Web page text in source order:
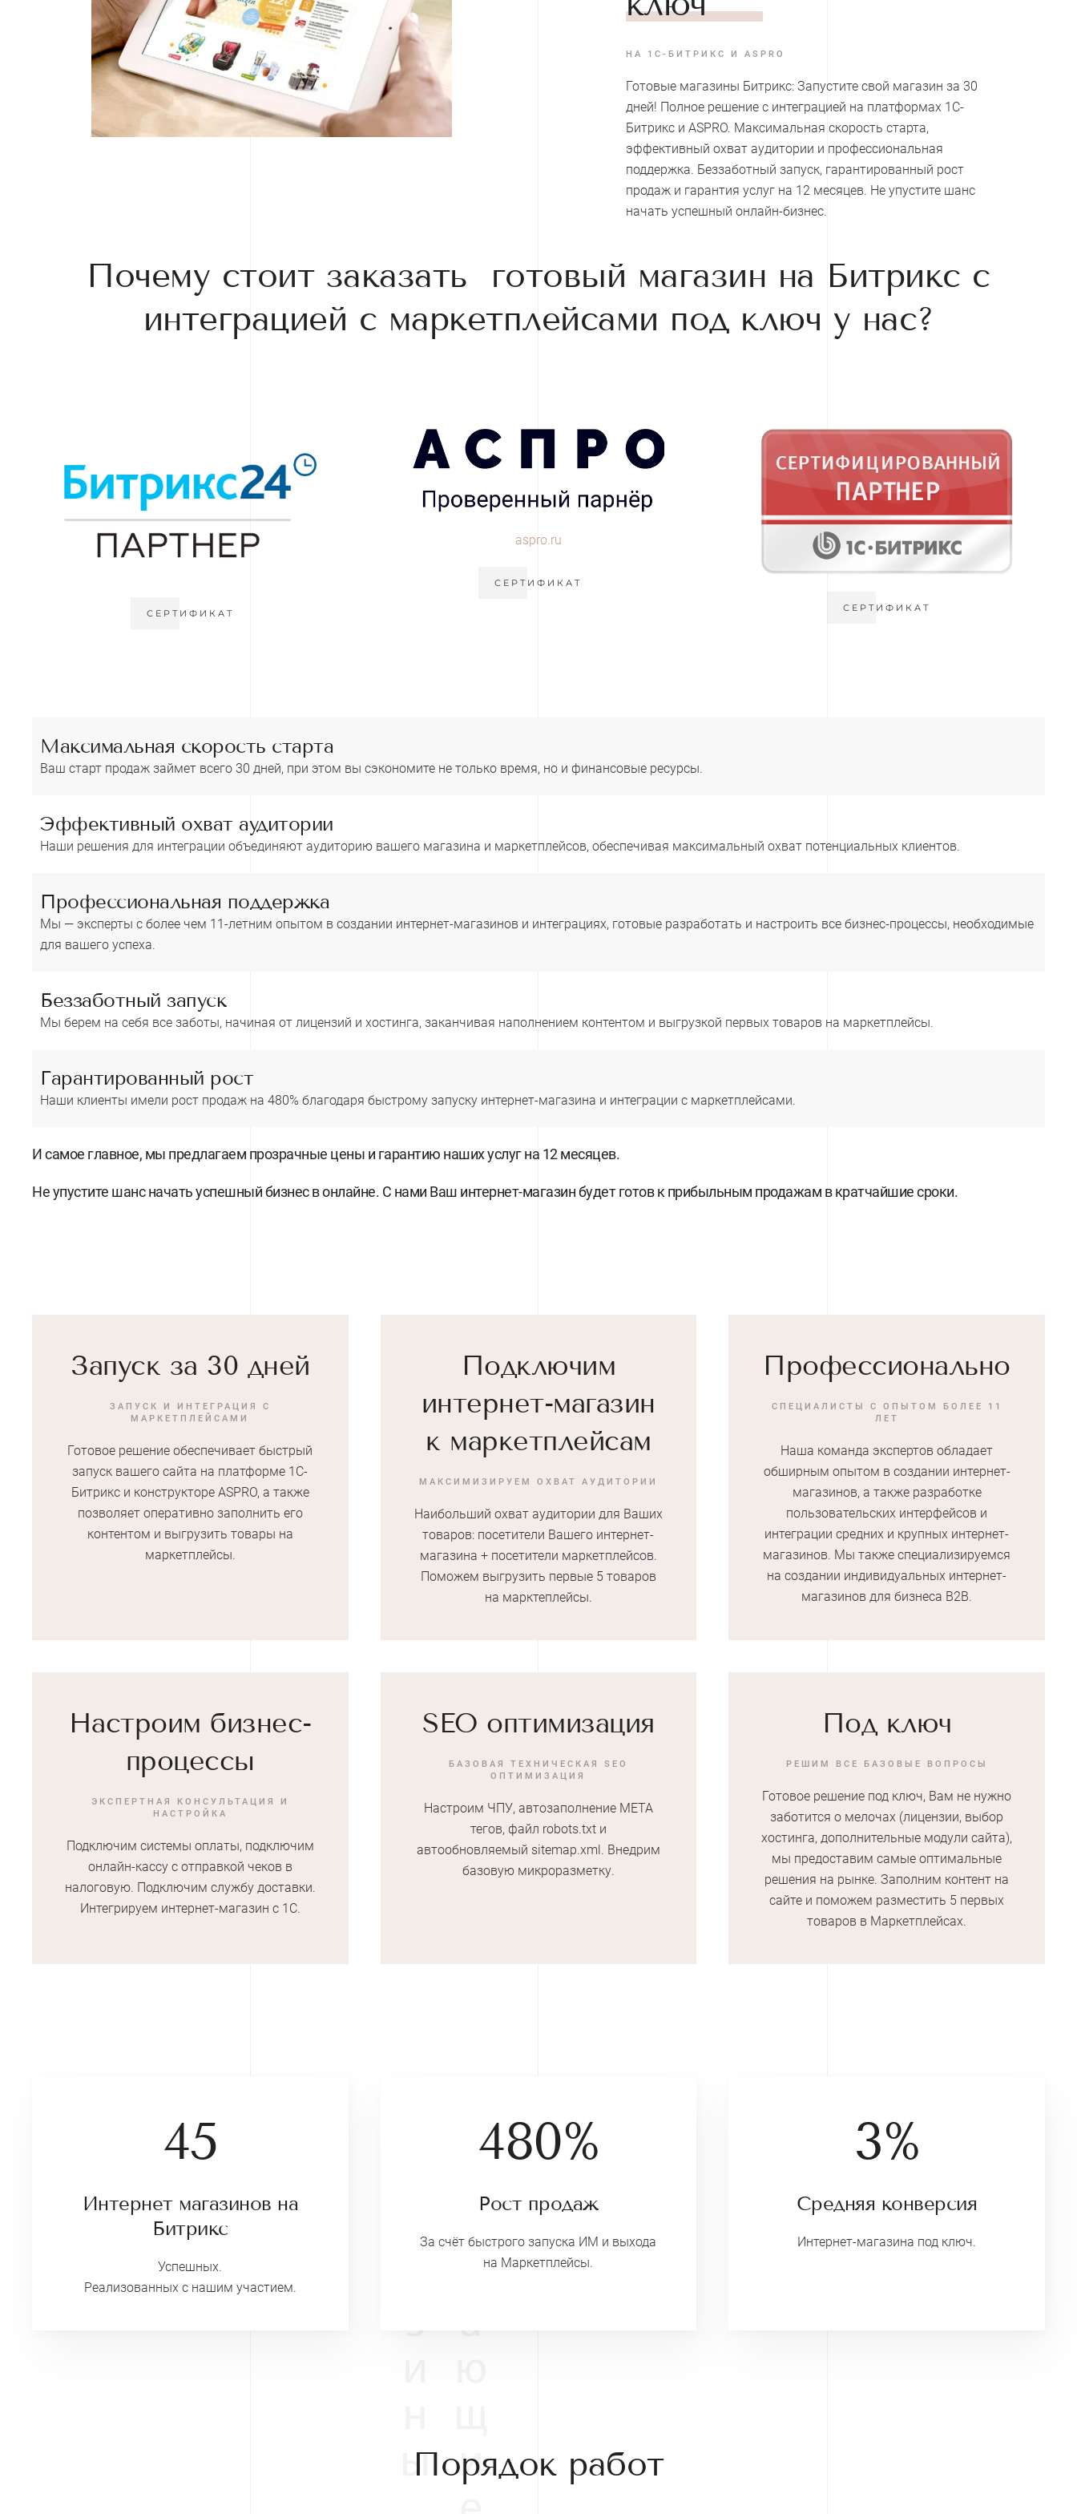
НА 1С-БИТРИКС И ASPRO
Готовые магазины Битрикс: Запустите свой магазин за 30
дней! Полное решение с интеграцией на платформах 1С-
Битрикс и ASPRO. Максимальная скорость старта,
эффективный охват аудитории и профессиональная
поддержка. Беззаботный запуск, гарантированный рост
продаж и гарантия услуг на 12 месяцев. Не упустите шанс
начать успешный онлайн-бизнес.
Почему стоит заказать готовый магазин на Битрикс с
интеграцией с маркетплейсами под ключ у нас?
СЕРТИФИКАТ
aspro.ru
СЕРТИФИКАТ
СЕРТИФИКАТ
Максимальная скорость старта
Ваш старт продаж займет всего 30 дней, при этом вы сэкономите не только время, но и финансовые ресурсы.
Эффективный охват аудитории
Наши решения для интеграции объединяют аудиторию вашего магазина и маркетплейсов, обеспечивая максимальный охват потенциальных клиентов.
Профессиональная поддержка
Мы — эксперты с более чем 11-летним опытом в создании интернет-магазинов и интеграциях, готовые разработать и настроить все бизнес-процессы, необходимые
для вашего успеха.
Беззаботный запуск
Мы берем на себя все заботы, начиная от лицензий и хостинга, заканчивая наполнением контентом и выгрузкой первых товаров на маркетплейсы.
Гарантированный рост
Наши клиенты имели рост продаж на 480% благодаря быстрому запуску интернет-магазина и интеграции с маркетплейсами.
И самое главное, мы предлагаем прозрачные цены и гарантию наших услуг на 12 месяцев.
Не упустите шанс начать успешный бизнес в онлайне. С нами Ваш интернет-магазин будет готов к прибыльным продажам в кратчайшие сроки.
Запуск за 30 дней
ЗАПУСК И ИНТЕГРАЦИЯ С
МАРКЕТПЛЕЙСАМИ
Готовое решение обеспечивает быстрый
запуск вашего сайта на платформе 1С-
Битрикс и конструкторе ASPRO, а также
позволяет оперативно заполнить его
контентом и выгрузить товары на
маркетплейсы.
Подключим
интернет-магазин
к маркетплейсам
МАКСИМИЗИРУЕМ ОХВАТ АУДИТОРИИ
Наибольший охват аудитории для Ваших
товаров: посетители Вашего интернет-
магазина + посетители маркетплейсов.
Поможем выгрузить первые 5 товаров
на марктеплейсы.
Профессионально
СПЕЦИАЛИСТЫ С ОПЫТОМ БОЛЕЕ 11
ЛЕТ
Наша команда экспертов обладает
обширным опытом в создании интернет-
магазинов, а также разработке
пользовательских интерфейсов и
интеграции средних и крупных интернет-
магазинов. Мы также специализируемся
на создании индивидуальных интернет-
магазинов для бизнеса B2B.
Настроим бизнес-
процессы
ЭКСПЕРТНАЯ КОНСУЛЬТАЦИЯ И
НАСТРОЙКА
Подключим системы оплаты, подключим
онлайн-кассу с отправкой чеков в
налоговую. Подключим службу доставки.
Интегрируем интернет-магазин с 1С.
SEO оптимизация
БАЗОВАЯ ТЕХНИЧЕСКАЯ SEO
ОПТИМИЗАЦИЯ
Настроим ЧПУ, автозаполнение МЕТА
тегов, файл robots.txt и
автообновляемый sitemap.xml. Внедрим
базовую микроразметку.
Под ключ
РЕШИМ ВСЕ БАЗОВЫЕ ВОПРОСЫ
Готовое решение под ключ, Вам не нужно
заботится о мелочах (лицензии, выбор
хостинга, дополнительные модули сайта),
мы предоставим самые оптимальные
решения на рынке. Заполним контент на
сайте и поможем разместить 5 первых
товаров в Маркетплейсах.
45
Интернет магазинов на
Битрикс
Успешных.
Реализованных с нашим участием.
480%
Рост продаж
За счёт быстрого запуска ИМ и выхода
на Маркетплейсы.
3%
Средняя конверсия
Интернет-магазина под ключ.
Порядок работ